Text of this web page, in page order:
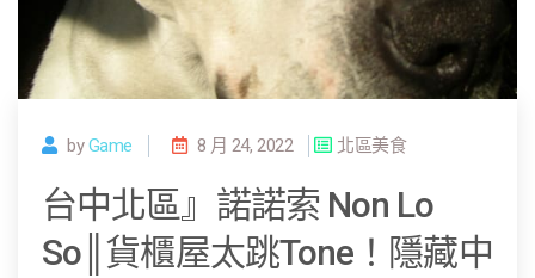
byGame 8 月 24, 2022 北區美食
台中北區』諾諾索 Non Lo
So║貨櫃屋太跳Tone！隱藏中